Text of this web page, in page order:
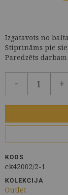
Izgatavots no
Stiprināms pie
Paredzēts
- +
KODS
ek42002/2-1
KOLEKCIJA
Outlet